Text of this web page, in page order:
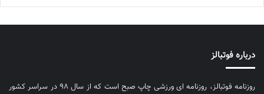
درباره فوتبالز
روزنامه فوتبالز، روزنامه ای ورزشی چاپ صبح است که از سال ۹۸ در سراسر کشور